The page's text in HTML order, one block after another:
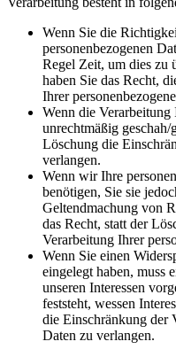
Wenn Sie die
personenbezogenen
Regel Zeit, um dies zu
haben Sie das Recht,
Ihrer
Wenn die Verarbeitung
unrechtmäßig geschah/
Löschung die
verlangen.
Wenn wir Ihre
benötigen, Sie sie
Geltendmachung von
das Recht, statt der
Verarbeitung Ihrer
Wenn Sie einen
eingelegt haben, muss
unseren Interessen
feststeht, wessen
die Einschränkung der
Daten zu verlangen.